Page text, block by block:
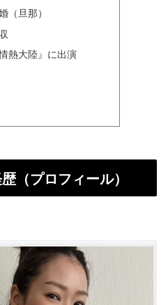
（旦那）
熱大陸』に出演
（プロフィール）